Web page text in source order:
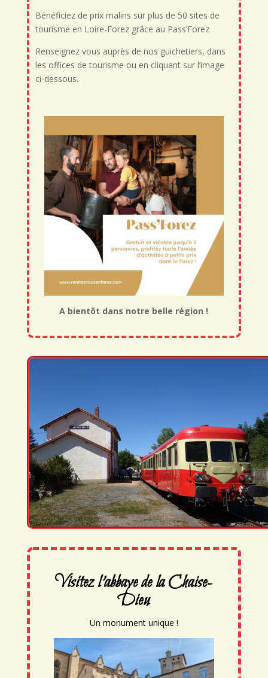
Bénéficiez de prix malins sur plus de 50 sites de
tourisme en Loire-Forez grâce au Pass’Forez
Renseignez vous auprès de nos guichetiers, dans
les offices de tourisme ou en cliquant sur l’image
ci-dessous.
A bientôt dans notre belle région !
Visitez l'abbaye de la Chaise-
Dieu
Un monument unique !